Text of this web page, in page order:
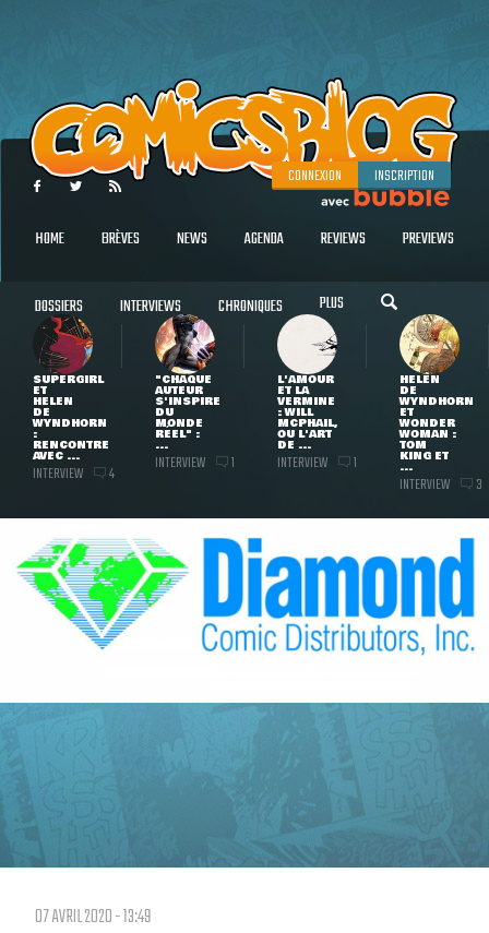
CONNEXION INSCRIPTION
HOME BRÈVES NEWS AGENDA REVIEWS PREVIEWS
DOSSIERS INTERVIEWS CHRONIQUES PLUS
SUPERGIRL
ET
HELEN
DE
WYNDHORN
:
RENCONTRE
AVEC ...
INTERVIEW 4
"CHAQUE
AUTEUR
S'INSPIRE
DU
MONDE
RÉEL" :
...
INTERVIEW 1
L'AMOUR
ET LA
VERMINE
: WILL
MCPHAIL,
OU L'ART
DE ...
INTERVIEW 1
HELEN
DE
WYNDHORN
ET
WONDER
WOMAN :
TOM
KING ET
...
INTERVIEW 3
07 AVRIL 2020 - 13:49